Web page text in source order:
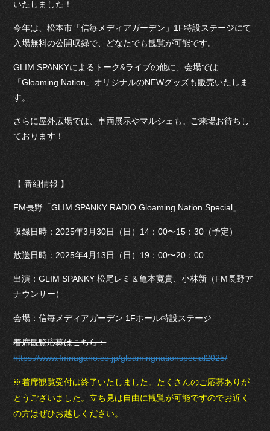
いたしました！
今年は、松本市「信毎メディアガーデン」1F特設ステージにて
入場無料の公開収録で、どなたでも観覧が可能です。
GLIM SPANKYによるトーク&ライブの他に、会場では
「Gloaming Nation」オリジナルのNEWグッズも販売いたしま
す。
さらに屋外広場では、車両展示やマルシェも。ご来場お待ちし
ております！
【 番組情報 】
FM長野「GLIM SPANKY RADIO Gloaming Nation Special」
収録日時：2025年3月30日（日）14：00〜15：30（予定）
放送日時：2025年4月13日（日）19：00〜20：00
出演：GLIM SPANKY 松尾レミ＆亀本寛貴、小林新（FM長野ア
ナウンサー）
会場：信毎メディアガーデン 1Fホール特設ステージ
着席観覧応募はこちら：
https://www.fmnagano.co.jp/gloamingnationspecial2025/
※着席観覧受付は終了いたしました。たくさんのご応募ありが
とうございました。立ち見は自由に観覧が可能ですのでお近く
の方はぜひお越しください。